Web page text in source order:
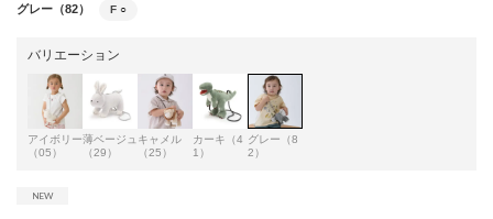
グレー（82） F ○
バリエーション
アイボリー
（05）
薄ベージュ
（29）
キャメル
（25）
カーキ（4
1）
グレー（8
2）